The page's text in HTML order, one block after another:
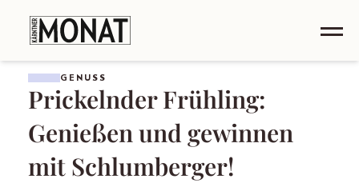
GENUSS
Prickelnder Frühling:
Genießen und gewinnen
mit Schlumberger!